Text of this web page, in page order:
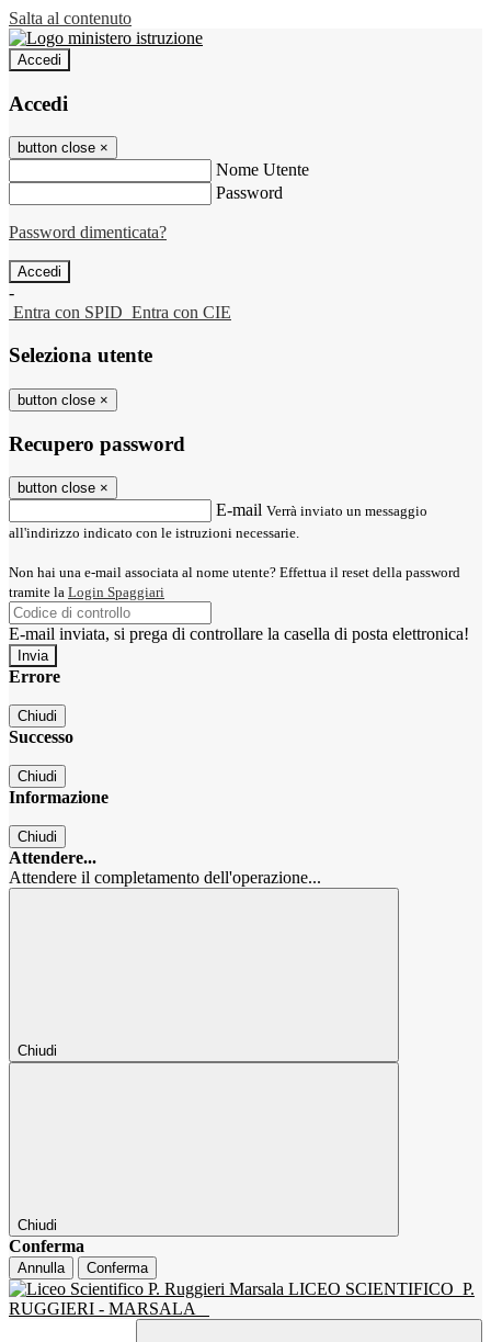
Salta al contenuto
Accedi
Accedi
button close ×
Nome Utente
Password
Password dimenticata?
-
Entra con SPID Entra con CIE
Seleziona utente
button close ×
Recupero password
button close ×
E-mail Verrà inviato un messaggio
all'indirizzo indicato con le istruzioni necessarie.
Non hai una e-mail associata al nome utente? Effettua il reset della password
tramite la Login Spaggiari
E-mail inviata, si prega di controllare la casella di posta elettronica!
Errore
Chiudi
Successo
Chiudi
Informazione
Chiudi
Attendere...
Attendere il completamento dell'operazione...
Chiudi
Chiudi
Conferma
Annulla Conferma
LICEO SCIENTIFICO P.
RUGGIERI - MARSALA